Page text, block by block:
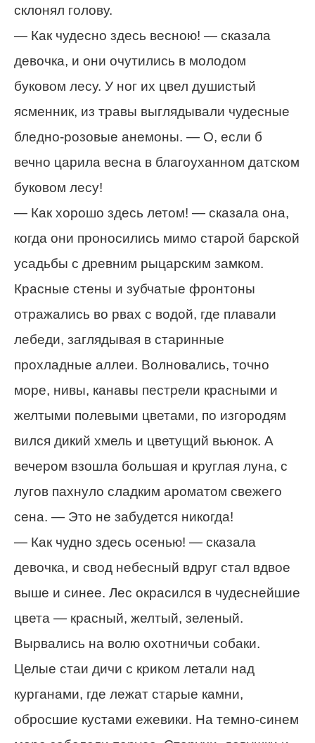
склонял голову.
— Как чудесно здесь весною! — сказала
девочка, и они очутились в молодом
буковом лесу. У ног их цвел душистый
ясменник, из травы выглядывали чудесные
бледно-розовые анемоны. — О, если б
вечно царила весна в благоуханном датском
буковом лесу!
— Как хорошо здесь летом! — сказала она,
когда они проносились мимо старой барской
усадьбы с древним рыцарским замком.
Красные стены и зубчатые фронтоны
отражались во рвах с водой, где плавали
лебеди, заглядывая в старинные
прохладные аллеи. Волновались, точно
море, нивы, канавы пестрели красными и
желтыми полевыми цветами, по изгородям
вился дикий хмель и цветущий вьюнок. А
вечером взошла большая и круглая луна, с
лугов пахнуло сладким ароматом свежего
сена. — Это не забудется никогда!
— Как чудно здесь осенью! — сказала
девочка, и свод небесный вдруг стал вдвое
выше и синее. Лес окрасился в чудеснейшие
цвета — красный, желтый, зеленый.
Вырвались на волю охотничьи собаки.
Целые стаи дичи с криком летали над
курганами, где лежат старые камни,
обросшие кустами ежевики. На темно-синем